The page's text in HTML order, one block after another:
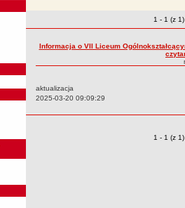
Zmiany o
1 - 1 (z 1)
Informacja o VII Liceum
aktualizacja
Data:
2025-03-20 09:09:29
Zmiany o
1 - 1 (z 1)